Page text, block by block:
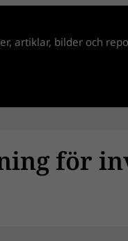
artiklar, bilder och
för